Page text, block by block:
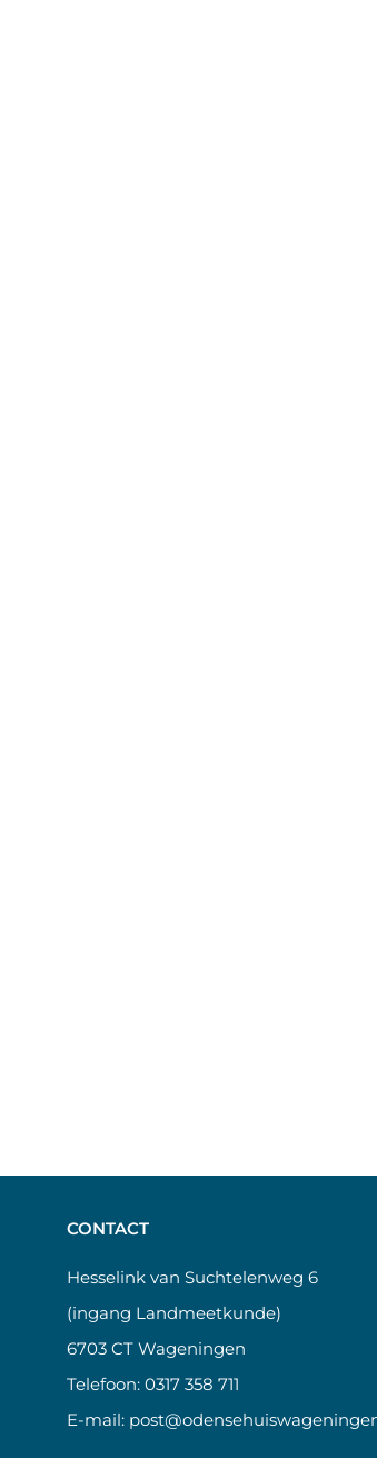
CONTACT
Hesselink van Suchtelenweg 6
(ingang Landmeetkunde)
6703 CT Wageningen
Telefoon: 0317 358 711
E-mail: